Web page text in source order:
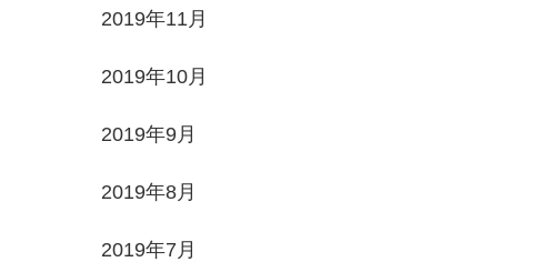
2019年11月
2019年10月
2019年9月
2019年8月
2019年7月